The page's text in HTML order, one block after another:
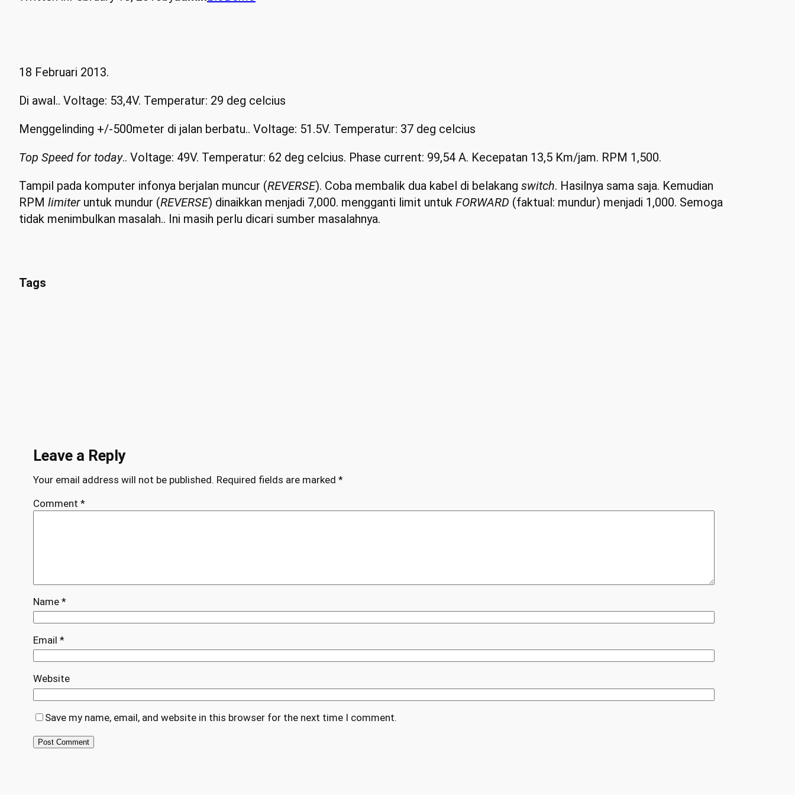
18 Februari 2013.
Di awal.. Voltage: 53,4V. Temperatur: 29 deg celcius
Menggelinding +/-500meter di jalan berbatu.. Voltage: 51.5V. Temperatur: 37 deg celcius
Top Speed for today.. Voltage: 49V. Temperatur: 62 deg celcius. Phase current: 99,54 A. Kecepatan 13,5 Km/jam. RPM 1,500.
Tampil pada komputer infonya berjalan muncur (REVERSE). Coba membalik dua kabel di belakang switch. Hasilnya sama saja. Kemudian
RPM limiter untuk mundur (REVERSE) dinaikkan menjadi 7,000. mengganti limit untuk FORWARD (faktual: mundur) menjadi 1,000. Semoga
tidak menimbulkan masalah.. Ini masih perlu dicari sumber masalahnya.
Tags
Leave a Reply
Your email address will not be published. Required fields are marked *
Comment *
Name *
Email *
Website
Save my name, email, and website in this browser for the next time I comment.